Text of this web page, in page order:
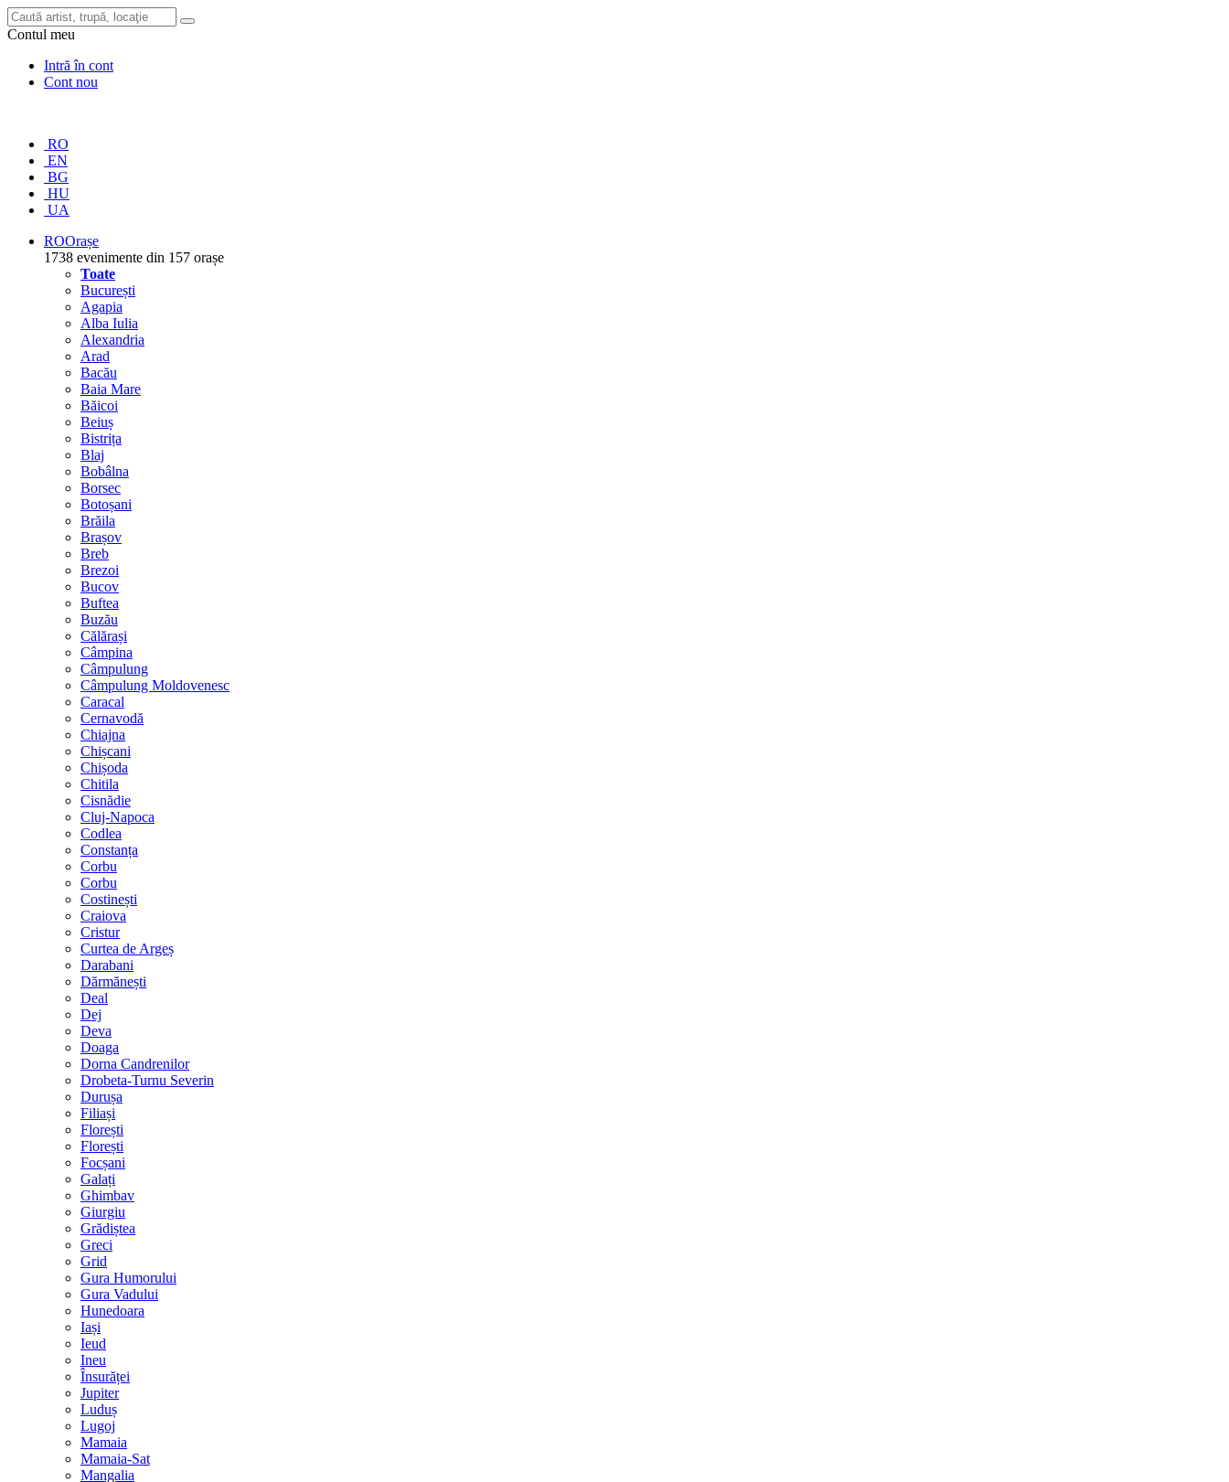
Contul meu
Intră în cont
Cont nou
RO
EN
BG
HU
UA
ROOrașe
1738 evenimente din 157 orașe
Toate
București
Agapia
Alba Iulia
Alexandria
Arad
Bacău
Baia Mare
Băicoi
Beiuș
Bistrița
Blaj
Bobâlna
Borsec
Botoșani
Brăila
Brașov
Breb
Brezoi
Bucov
Buftea
Buzău
Călărași
Câmpina
Câmpulung
Câmpulung Moldovenesc
Caracal
Cernavodă
Chiajna
Chișcani
Chișoda
Chitila
Cisnădie
Cluj-Napoca
Codlea
Constanța
Corbu
Corbu
Costinești
Craiova
Cristur
Curtea de Argeș
Darabani
Dărmănești
Deal
Dej
Deva
Doaga
Dorna Candrenilor
Drobeta-Turnu Severin
Durușa
Filiași
Florești
Florești
Focșani
Galați
Ghimbav
Giurgiu
Grădiștea
Greci
Grid
Gura Humorului
Gura Vadului
Hunedoara
Iași
Ieud
Ineu
Însurăței
Jupiter
Luduș
Lugoj
Mamaia
Mamaia-Sat
Mangalia